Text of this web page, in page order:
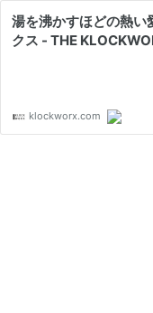
湯を沸かすほどの熱い
クス - THE
klockworx.com